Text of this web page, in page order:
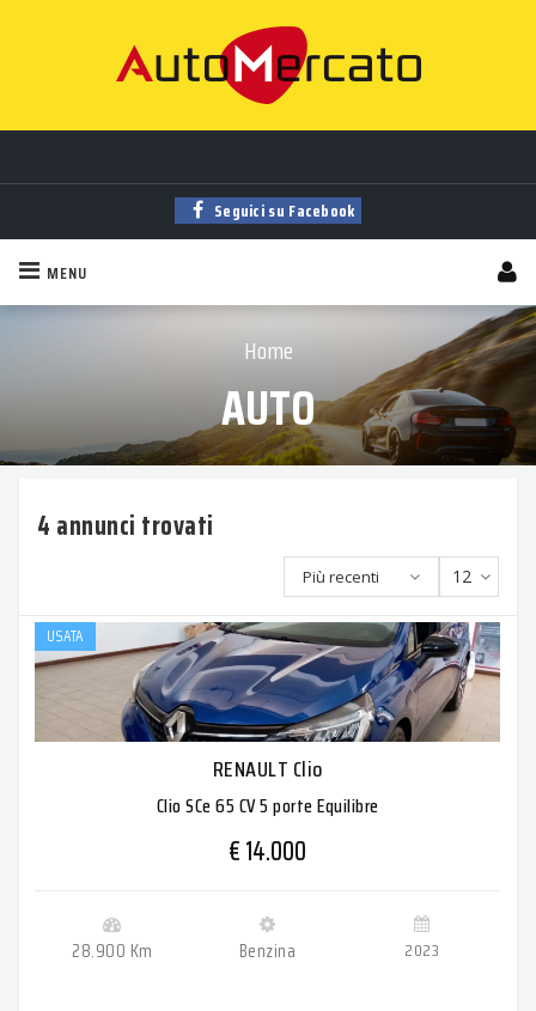
Trova la tua auto tramigliaiadi annunci sempre aggiornati!
Seguici su Facebook
MENU
Home
AUTO
4 annunci trovati
12
Più recenti
USATA
RENAULT Clio
Clio SCe 65 CV 5 porte Equilibre
€ 14.000
28.900 Km Benzina 2023